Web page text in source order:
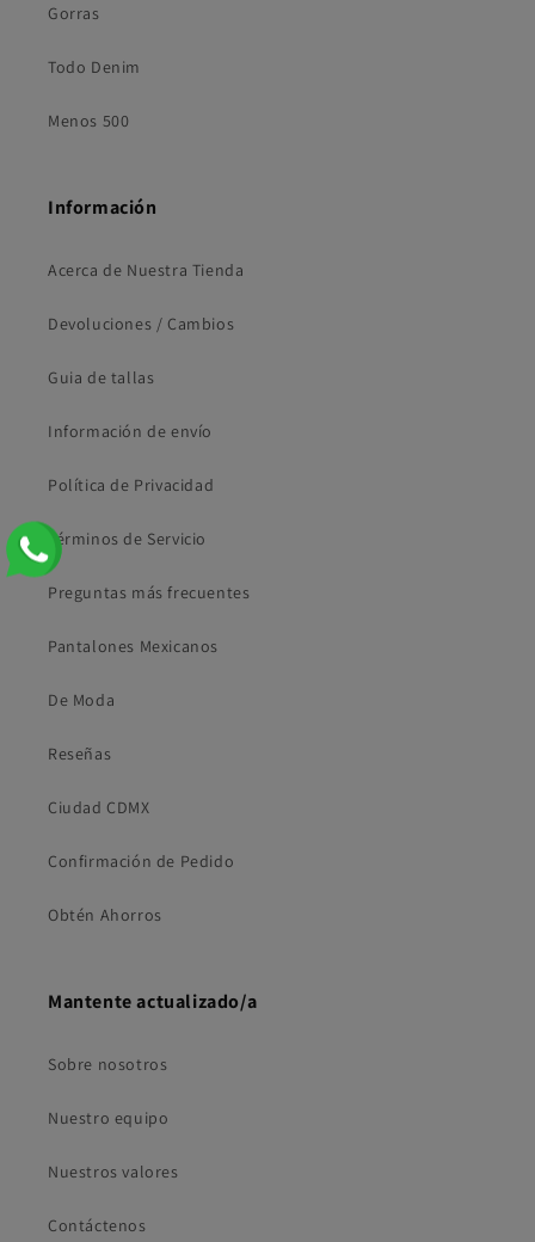
Gorras
Todo Denim
Menos 500
Información
Acerca de Nuestra Tienda
Devoluciones / Cambios
Guia de tallas
Información de envío
Política de Privacidad
Términos de Servicio
Preguntas más frecuentes
Pantalones Mexicanos
De Moda
Reseñas
Ciudad CDMX
Confirmación de Pedido
Obtén Ahorros
Mantente actualizado/a
Sobre nosotros
Nuestro equipo
Nuestros valores
Contáctenos